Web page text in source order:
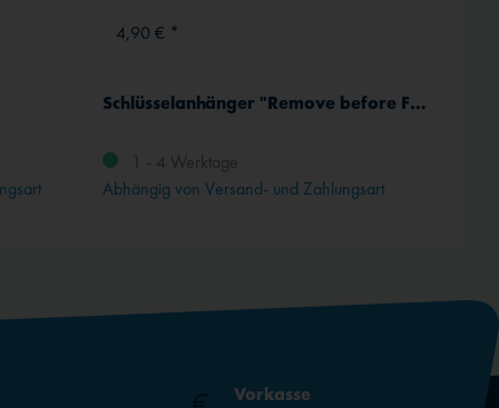
4,90 € *
Schlüsselanhänger "Remove before Flight"
1 - 4 Werktage
Abhängig von Versand- und Zahlungsart
Vorkasse